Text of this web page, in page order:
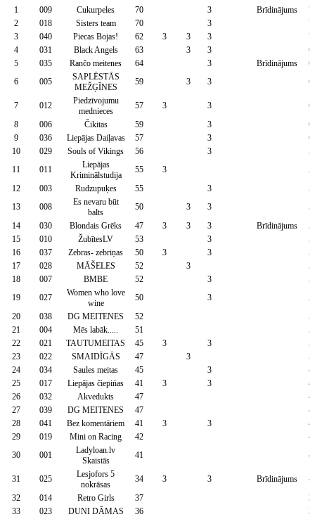
1
009 Cukurpeles 70 3 Brīdinājums
2
018 Sisters team 70 3
3
040 Piecas Bojas! 62 3 3 3
4
031 Black Angels 63 3 3
5
035 Rančo meitenes 64 3 Brīdinājums
6
005
SAPLĒSTĀS
MEŽĢĪNES
59 3 3
7 012
Piedzīvojumu
mednieces
57 3 3
8
006 Čikitas 59 3
9
036 Liepājas Daiļavas 57 3
10
029 Souls of Vikings 56 3
11
011
Liepājas
Kriminālstudija
55 3
12
003 Rudzupuķes 55 3
13
008
Es nevaru būt
balts
50 3 3
14
030 Blondais Grēks 47 3 3 3 Brīdinājums
15
010 ŽubītesLV 53 3
16
037 Zebras- zebriņas 50 3 3
17
028 MĀŠELES 52 3
18
007 BMBE 52 3
19
027
Women who love
wine
50 3
20
038 DG MEITENES 52
21
004 Mēs labāk..... 51
22
021 TAUTUMEITAS 45 3 3
23
022 SMAIDĪGĀS 47 3
24
034 Saules meitas 45 3
25
017 Liepājas čiepińas 41 3 3
26
032 Akvedukts 47
27
039 DG MEITENES 47
28
041 Bez komentāriem 41 3 3
29
019 Mini on Racing 42
30
001
Ladyloan.lv
Skaistās
41
31 025
Lesjofors 5
nokrāsas
34 3 3 Brīdinājums
32
014 Retro Girls 37
33
023 DUNI DĀMAS 36